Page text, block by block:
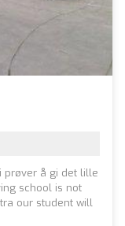
prøver å gi det lille
school is not
our student will